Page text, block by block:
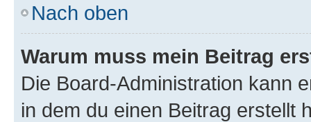
Nach oben
Warum muss mein Beitrag
Die Board-Administration kann
in dem du einen Beitrag erstellt